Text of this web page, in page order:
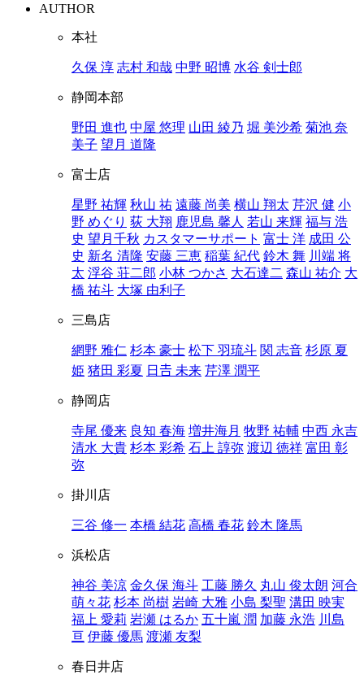
AUTHOR
本社
久保 淳 志村 和哉 中野 昭博 水谷 剣士郎
静岡本部
野田 進也 中屋 悠理 山田 綾乃 堀 美沙希 菊池 奈
美子 望月 道隆
富士店
星野 祐輝 秋山 祐 遠藤 尚美 横山 翔太 芹沢 健 小
野 めぐり 荻 大翔 鹿児島 馨人 若山 来輝 福与 浩
史 望月千秋 カスタマーサポート 富士 洋 成田 公
史 新名 清隆 安藤 三恵 稲葉 紀代 鈴木 舞 川端 将
太 浮谷 荘二郎 小林 つかさ 大石達二 森山 祐介 大
橋 祐斗 大塚 由利子
三島店
網野 雅仁 杉本 豪士 松下 羽琉斗 関 志音 杉原 夏
姫 猪田 彩夏 日𠮷 未来 芹澤 潤平
静岡店
寺尾 優来 良知 春海 増井海月 牧野 祐輔 中西 永吉
清水 大貴 杉本 彩希 石上 諄弥 渡辺 徳祥 富田 彰
弥
掛川店
三谷 修一 本橋 結花 高橋 春花 鈴木 隆馬
浜松店
神谷 美涼 金久保 海斗 工藤 勝久 丸山 俊太朗 河合
萌々花 杉本 尚樹 岩崎 大雅 小島 梨聖 溝田 映実
福上 愛莉 岩瀬 はるか 五十嵐 潤 加藤 永浩 川島
亘 伊藤 優馬 渡瀬 友梨
春日井店